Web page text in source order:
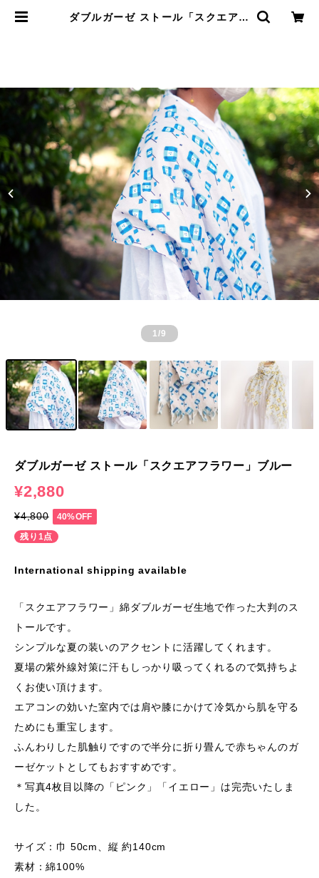
ダブルガーゼ ストール「スクエアフ
1/9
ダブルガーゼ ストール「スクエアフラワー」ブルー
¥2,880
¥4,800
40%OFF
残り1点
International shipping available
「スクエアフラワー」綿ダブルガーゼ生地で作った大判のス
トールです。
シンプルな夏の装いのアクセントに活躍してくれます。
夏場の紫外線対策に汗もしっかり吸ってくれるので気持ちよ
くお使い頂けます。
エアコンの効いた室内では肩や膝にかけて冷気から肌を守る
ためにも重宝します。
ふんわりした肌触りですので半分に折り畳んで赤ちゃんのガ
ーゼケットとしてもおすすめです。
＊写真4枚目以降の「ピンク」「イエロー」は完売いたしま
した。
サイズ：巾 50cm、縦 約140cm
素材：綿100%